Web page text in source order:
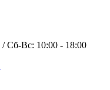
Сб-Вс: 10:00 - 18:00